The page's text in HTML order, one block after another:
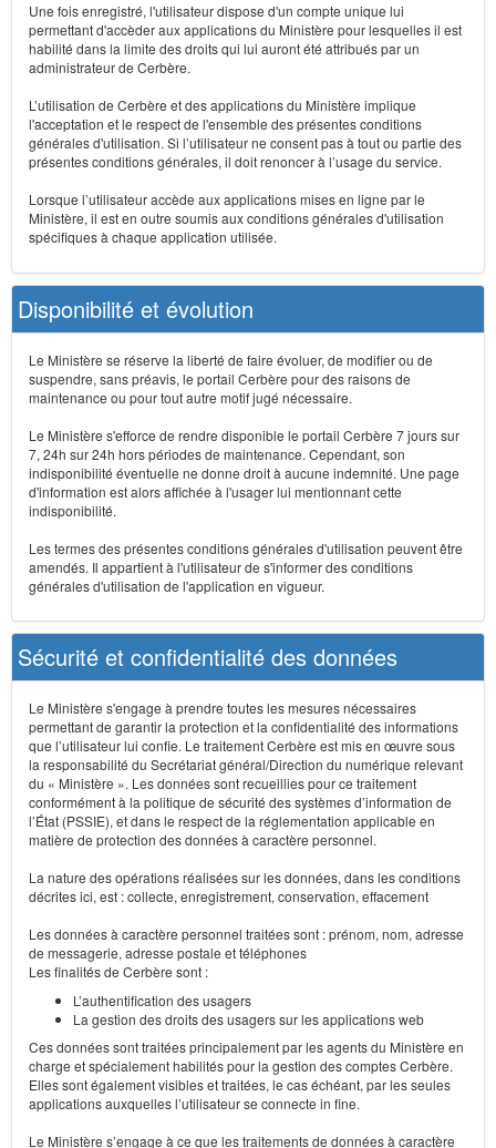
Une fois enregistré, l'utilisateur dispose d'un compte unique lui
permettant d'accèder aux applications du Ministère pour lesquelles il est
habilité dans la limite des droits qui lui auront été attribués par un
administrateur de Cerbère.
L’utilisation de Cerbère et des applications du Ministère implique
l'acceptation et le respect de l'ensemble des présentes conditions
générales d'utilisation. Si l’utilisateur ne consent pas à tout ou partie des
présentes conditions générales, il doit renoncer à l’usage du service.
Lorsque l’utilisateur accède aux applications mises en ligne par le
Ministère, il est en outre soumis aux conditions générales d'utilisation
spécifiques à chaque application utilisée.
Disponibilité et évolution
Le Ministère se réserve la liberté de faire évoluer, de modifier ou de
suspendre, sans préavis, le portail Cerbère pour des raisons de
maintenance ou pour tout autre motif jugé nécessaire.
Le Ministère s'efforce de rendre disponible le portail Cerbère 7 jours sur
7, 24h sur 24h hors périodes de maintenance. Cependant, son
indisponibilité éventuelle ne donne droit à aucune indemnité. Une page
d'information est alors affichée à l'usager lui mentionnant cette
indisponibilité.
Les termes des présentes conditions générales d'utilisation peuvent être
amendés. Il appartient à l'utilisateur de s'informer des conditions
générales d'utilisation de l'application en vigueur.
Sécurité et confidentialité des données
Le Ministère s'engage à prendre toutes les mesures nécessaires
permettant de garantir la protection et la confidentialité des informations
que l’utilisateur lui confie. Le traitement Cerbère est mis en œuvre sous
la responsabilité du Secrétariat général/Direction du numérique relevant
du « Ministère ». Les données sont recueillies pour ce traitement
conformément à la politique de sécurité des systèmes d’information de
l’État (PSSIE), et dans le respect de la réglementation applicable en
matière de protection des données à caractère personnel.
La nature des opérations réalisées sur les données, dans les conditions
décrites ici, est : collecte, enregistrement, conservation, effacement
Les données à caractère personnel traitées sont : prénom, nom, adresse
de messagerie, adresse postale et téléphones
Les finalités de Cerbère sont :
L’authentification des usagers
La gestion des droits des usagers sur les applications web
Ces données sont traitées principalement par les agents du Ministère en
charge et spécialement habilités pour la gestion des comptes Cerbère.
Elles sont également visibles et traitées, le cas échéant, par les seules
applications auxquelles l’utilisateur se connecte in fine.
Le Ministère s’engage à ce que les traitements de données à caractère